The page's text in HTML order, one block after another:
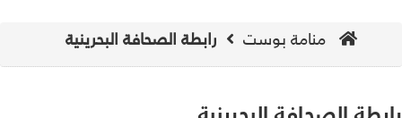
منامة بوست رابطة الصحافة البحرينية